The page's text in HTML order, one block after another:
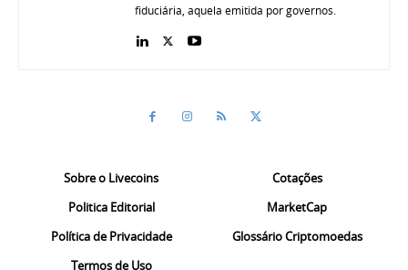
fiduciária, aquela emitida por governos.
Sobre o Livecoins
Politica Editorial
Política de Privacidade
Termos de Uso
Cotações
MarketCap
Glossário Criptomoedas